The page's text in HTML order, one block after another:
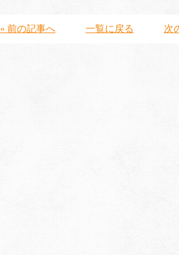
« 前の記事へ 一覧に戻る 次